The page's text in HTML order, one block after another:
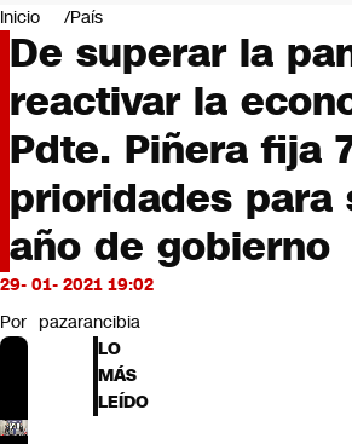
Negocios
Deportes
Programas completos
Cultura
Servicios
Bits
CNN tiempo
Futuro 360
Opinión
Inicio País
De superar la
reactivar la
Pdte. Piñera fija
prioridades para
año de gobierno
29- 01- 2021 19:02
Por pazarancibia
LO
MÁS
LEÍDO